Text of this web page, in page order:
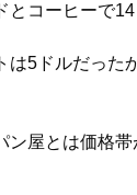
とコーヒーで14
は5ドルだった
ン屋とは価格帯